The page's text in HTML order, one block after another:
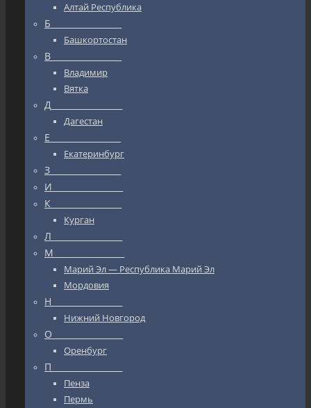
Алтай Республика
Б_________________
Башкортостан
В_________________
Владимир
Вятка
Д_________________
Дагестан
Е_________________
Екатеринбург
З_________________
И_________________
К_________________
Курган
Л_________________
М_________________
Марий Эл — Республика Марий Эл
Мордовия
Н_________________
Нижний Новгород
О_________________
Оренбург
П_________________
Пенза
Пермь